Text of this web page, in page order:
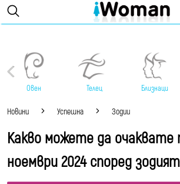
Овен Телец Близнаци
Новини Успешна Зодии
Какво можете да очаквате
ноември 2024 според